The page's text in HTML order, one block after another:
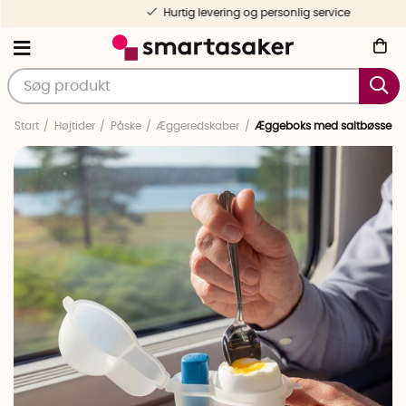
Hurtig levering og personlig service
Start Højtider Påske Æggeredskaber Æggeboks med saltbøsse